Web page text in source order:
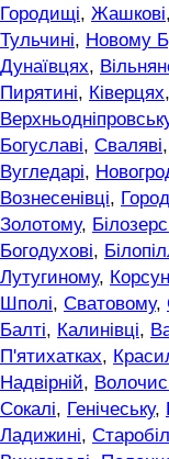
Городищі, Жашкові,
Тульчині, Новому
Дунаївцях,
Пирятині, Ківерцях,
Богуславі, Сваляві,
Вугледарі,
Вознесенівці,
Золотому,
Богодухові,
Лутугиному,
Шполі, Сватовому,
Балті, Калинівці,
П'ятихатках,
Надвірній,
Сокалі, Генічеську,
Ладижині,